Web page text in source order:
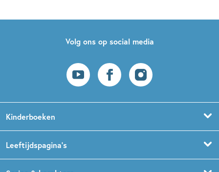
Volg ons op social media
Kinderboeken
Prentenboeken
Leeftijdspagina’s